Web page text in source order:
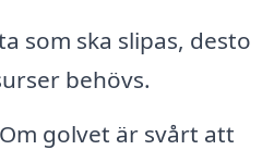
som ska slipas, desto
behövs.
golvet är svårt att